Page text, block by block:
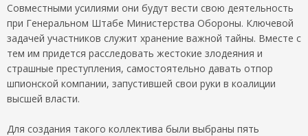
Совместными усилиями они будут вести свою деятельность
при Генеральном Штабе Министерства Обороны. Ключевой
задачей участников служит хранение важной тайны. Вместе с
тем им придется расследовать жестокие злодеяния и
страшные преступления, самостоятельно давать отпор
шпионской компании, запустившей свои руки в коалиции
высшей власти.
Для создания такого коллектива были выбраны пять